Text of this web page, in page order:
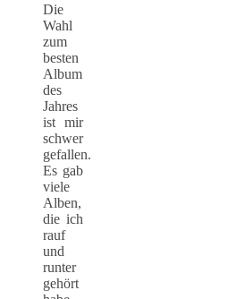
Die
Wahl
zum
besten
Album
des
Jahres
ist mir
schwer
gefallen.
Es gab
viele
Alben,
die ich
rauf
und
runter
gehört